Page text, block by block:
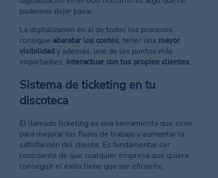
podemos dejar pasar.
La digitalización en sí de todos los procesos,
consigue abaratar los costes, tener una mayor
visibilidady además, uno de los puntos más
importantes, interactuar con tus propios clientes.
Sistema de ticketing en tu
discoteca
El llamado ticketing es una herramienta que sirve
para mejorar los flujos de trabajo y aumentar la
satisfacción del cliente. Es fundamental ser
consciente de que cualquier empresa que quiera
conseguir el éxito tiene que ser eficiente.